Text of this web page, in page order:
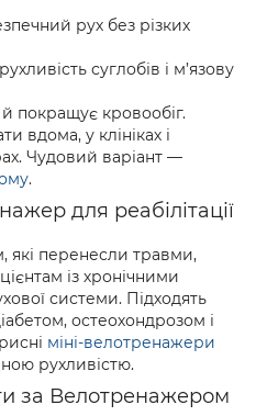
рух без різких
суглобів і м’язову
покращує кровообіг.
вдома, у клініках і
Чудовий варіант —
.
для реабілітації
які перенесли травми,
із хронічними
системи. Підходять
остеохондрозом і
міні-велотренажери
рухливістю.
за Велотренажером